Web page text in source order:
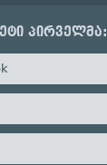
პირველმა: